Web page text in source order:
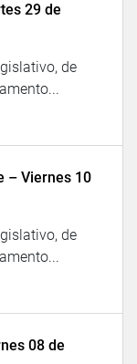
29 de
de
– Viernes 10
de
08 de